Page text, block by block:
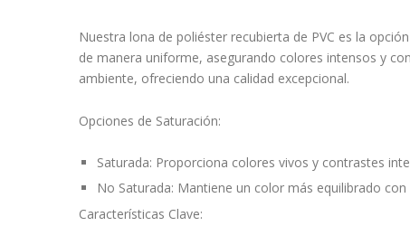
Nuestra lona de poliéster recubierta de PVC es la
de manera uniforme, asegurando colores intensos y
ambiente, ofreciendo una calidad excepcional.
Opciones de Saturación:
Saturada: Proporciona colores vivos y contrastes
No Saturada: Mantiene un color más equilibrado
Características Clave: